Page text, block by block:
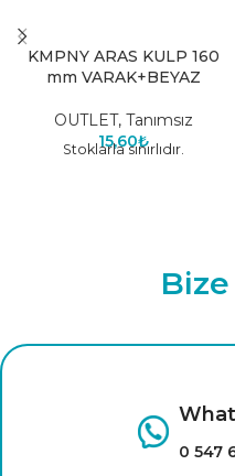
KMPNY ARAS KULP 160
mm VARAK+BEYAZ
OUTLET, Tanımsız
15,60₺
Stoklarla sınırlıdır.
Bize